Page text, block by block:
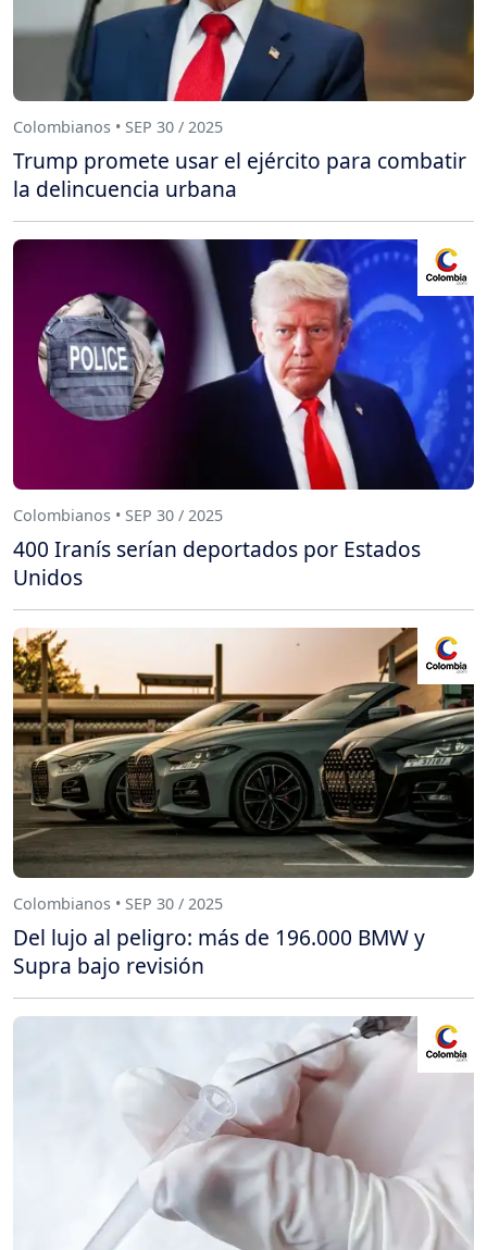
Colombianos • SEP 30 / 2025
Trump promete usar el ejército para combatir
la delincuencia urbana
Colombianos • SEP 30 / 2025
400 Iranís serían deportados por Estados
Unidos
Colombianos • SEP 30 / 2025
Del lujo al peligro: más de 196.000 BMW y
Supra bajo revisión